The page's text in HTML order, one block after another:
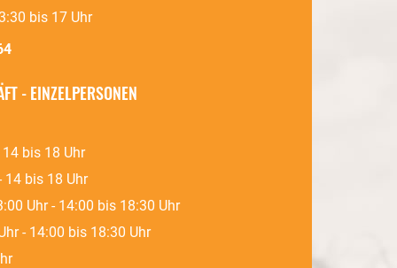
bis 17 Uhr
- EINZELPERSONEN
bis 18 Uhr
14 bis 18 Uhr
Uhr - 14:00 bis 18:30 Uhr
- 14:00 bis 18:30 Uhr